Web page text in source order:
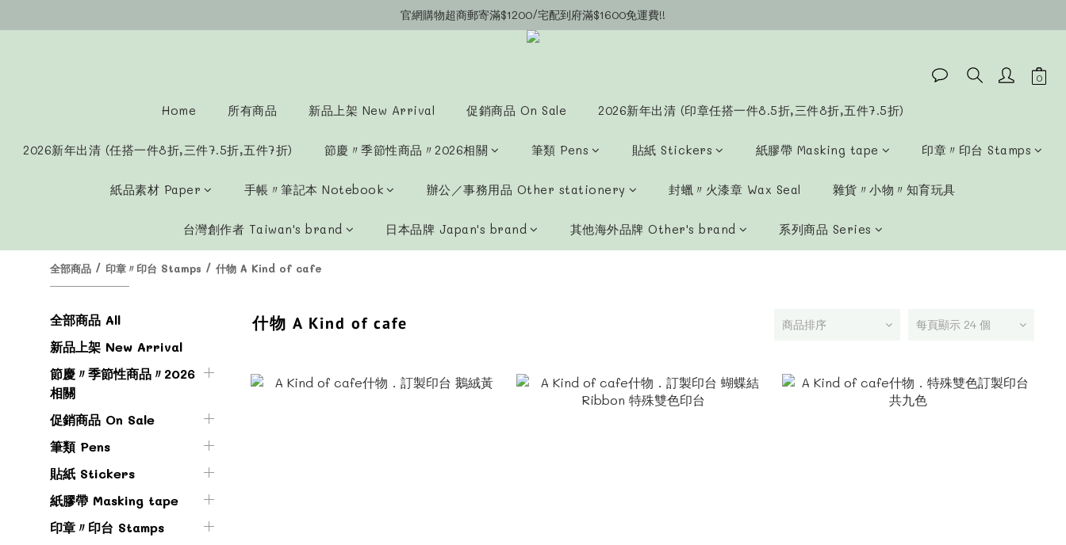
官網會員募集中~立即註冊即可獲得購物金$20!!!
官網購物超商郵寄滿$1200/宅配到府滿$1600免運費!!
官網會員募集中~立即註冊即可獲得購物金$20!!!
Home 所有商品 新品上架 New Arrival 促銷商品 On Sale 2026新年出清 (印章任搭一件8.5折,三件8折,五件7.5折)
2026新年出清 (任搭一件8折,三件7.5折,五件7折) 節慶〃季節性商品〃2026相關 筆類 Pens 貼紙 Stickers 紙膠帶 Masking tape 印章〃印台 Stamps
紙品素材 Paper 手帳〃筆記本 Notebook 辦公／事務用品 Other stationery 封蠟〃火漆章 Wax Seal 雜貨〃小物〃知育玩具
台灣創作者 Taiwan's brand 日本品牌 Japan's brand 其他海外品牌 Other's brand 系列商品 Series
全部商品 / 印章〃印台 Stamps / 什物 A Kind of cafe
全部商品 All
新品上架 New Arrival
節慶〃季節性商品〃2026
相關
促銷商品 On Sale
筆類 Pens
貼紙 Stickers
紙膠帶 Masking tape
印章〃印台 Stamps
什物 A Kind of cafe 商品排序 每頁顯示 24 個